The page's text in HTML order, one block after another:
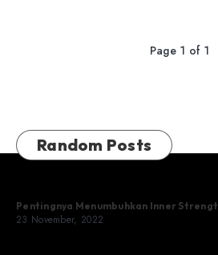
Page 1 of 1
Random Posts
Pentingnya Menumbuhkan Inner
23 November, 2022